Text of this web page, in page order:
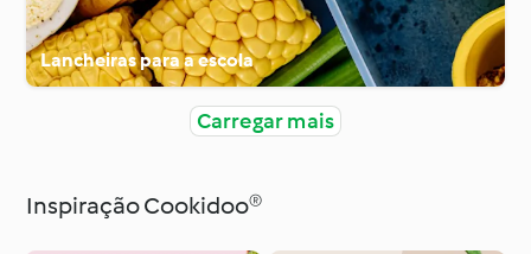
Lancheiras para a escola
Carregar mais
Inspiração Cookidoo®